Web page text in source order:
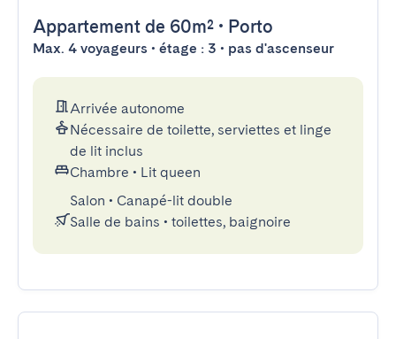
Appartement de 60m² • Porto
Max. 4 voyageurs • étage : 3 • pas d'ascenseur
Arrivée autonome
Nécessaire de toilette, serviettes et linge
de lit inclus
Chambre • Lit queen
Salon • Canapé-lit double
Salle de bains • toilettes, baignoire